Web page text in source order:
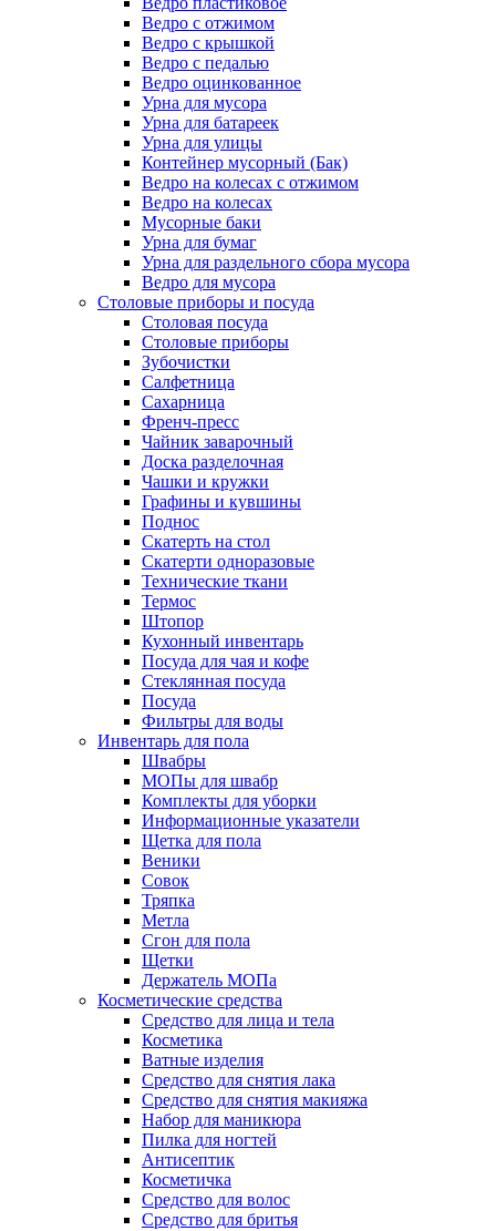
Ведро с отжимом
Ведро с крышкой
Ведро с педалью
Ведро оцинкованное
Урна для мусора
Урна для батареек
Урна для улицы
Контейнер мусорный (Бак)
Ведро на колесах с отжимом
Ведро на колесах
Мусорные баки
Урна для бумаг
Урна для раздельного сбора мусора
Ведро для мусора
Столовые приборы и посуда
Столовая посуда
Столовые приборы
Зубочистки
Салфетница
Сахарница
Френч-пресс
Чайник заварочный
Доска разделочная
Чашки и кружки
Графины и кувшины
Поднос
Скатерть на стол
Скатерти одноразовые
Технические ткани
Термос
Штопор
Кухонный инвентарь
Посуда для чая и кофе
Стеклянная посуда
Посуда
Фильтры для воды
Инвентарь для пола
Швабры
МОПы для швабр
Комплекты для уборки
Информационные указатели
Щетка для пола
Веники
Совок
Тряпка
Метла
Сгон для пола
Щетки
Держатель МОПа
Косметические средства
Средство для лица и тела
Косметика
Ватные изделия
Средство для снятия лака
Средство для снятия макияжа
Набор для маникюра
Пилка для ногтей
Антисептик
Косметичка
Средство для волос
Средство для бритья